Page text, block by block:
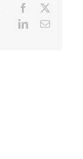
Facebook
LinkedIn
E-